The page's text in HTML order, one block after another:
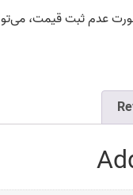
ثبت قیمت،